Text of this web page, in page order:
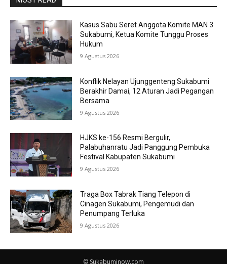
Kasus Sabu Seret Anggota Komite MAN 3
Sukabumi, Ketua Komite Tunggu Proses
Hukum
9 Agustus 2026
Konflik Nelayan Ujunggenteng Sukabumi
Berakhir Damai, 12 Aturan Jadi Pegangan
Bersama
9 Agustus 2026
HJKS ke-156 Resmi Bergulir,
Palabuhanratu Jadi Panggung Pembuka
Festival Kabupaten Sukabumi
9 Agustus 2026
Traga Box Tabrak Tiang Telepon di
Cinagen Sukabumi, Pengemudi dan
Penumpang Terluka
9 Agustus 2026
© Sukabuminow.com